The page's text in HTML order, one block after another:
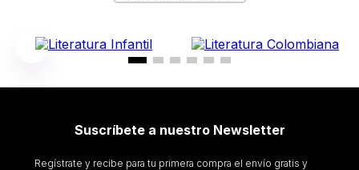
Suscríbete a nuestro Newsletter
Regístrate y recibe para tu primera compra el envío gratis y